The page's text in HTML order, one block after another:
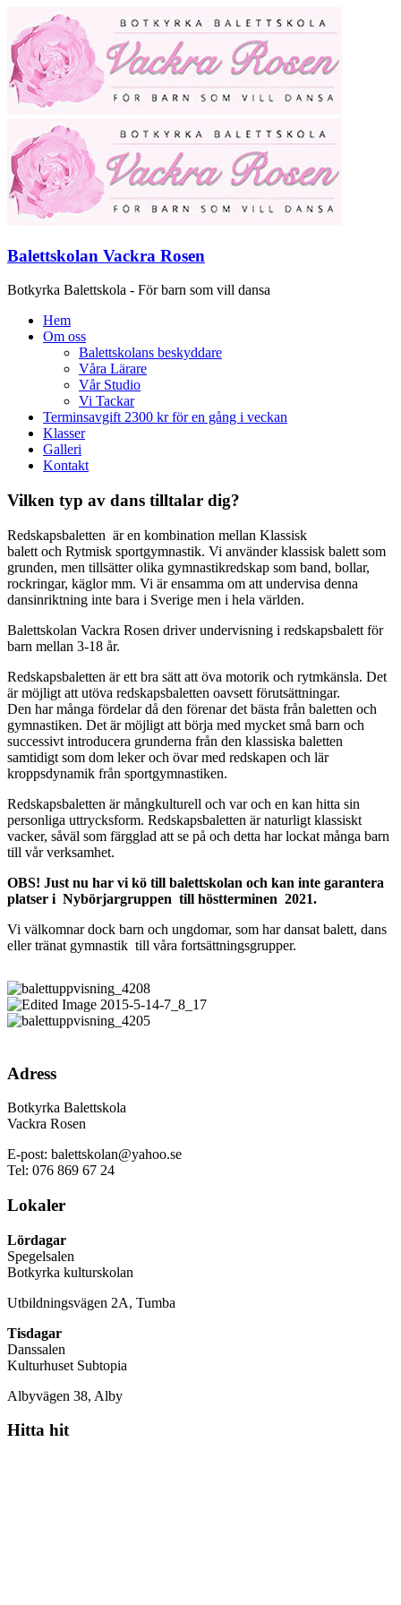
Balettskolan Vackra Rosen
Botkyrka Balettskola - För barn som vill dansa
Hem
Om oss
Balettskolans beskyddare
Våra Lärare
Vår Studio
Vi Tackar
Terminsavgift 2300 kr för en gång i veckan
Klasser
Galleri
Kontakt
​Vilken typ av dans tilltalar dig?
Redskapsbaletten är en kombination mellan Klassisk
balett och Rytmisk sportgymnastik. Vi använder klassisk balett som
grunden, men tillsätter olika gymnastikredskap som band, bollar,
rockringar, käglor mm. Vi är ensamma om att undervisa denna
dansinriktning inte bara i Sverige men i hela världen.
Balettskolan Vackra Rosen driver undervisning i redskapsbalett för
barn mellan 3-18 år.
Redskapsbaletten är ett bra sätt att öva motorik och rytmkänsla. Det
är möjligt att utöva redskapsbaletten oavsett förutsättningar.
Den har många fördelar då den förenar det bästa från baletten och
gymnastiken. Det är möjligt att börja med mycket små barn och
successivt introducera grunderna från den klassiska baletten
samtidigt som dom leker och övar med redskapen och lär
kroppsdynamik från sportgymnastiken.
Redskapsbaletten är mångkulturell och var och en kan hitta sin
personliga uttrycksform. Redskapsbaletten är naturligt klassiskt
vacker, såväl som färgglad att se på och detta har lockat många barn
till vår verksamhet.
OBS! Just nu har vi kö till balettskolan och kan inte garantera
platser i Nybörjargruppen till höstterminen 2021.
Vi välkomnar dock barn och ungdomar, som har dansat balett, dans
eller tränat gymnastik till våra fortsättningsgrupper.
Adress
Botkyrka Balettskola
Vackra Rosen
E-post: balettskolan@yahoo.se
Tel: 076 869 67 24
Lokaler
Lördagar
Spegelsalen
Botkyrka kulturskolan
Utbildningsvägen 2A, Tumba
Tisdagar
Danssalen
Kulturhuset Subtopia
Albyvägen 38, Alby
Hitta hit